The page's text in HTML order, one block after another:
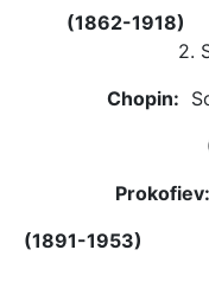
(1862-1918)
2.
Chopin:
Prokofiev:
(1891-1953) 1.